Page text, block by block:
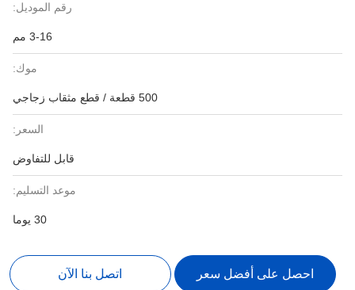
رقم الموديل:
3-16 مم
موك:
500 قطعة / قطع مثقاب زجاجي
السعر:
قابل للتفاوض
موعد التسليم:
30 يوما
احصل على أفضل سعر اتصل بنا الآن